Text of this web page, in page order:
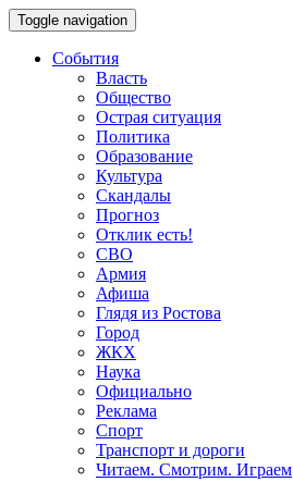
Toggle navigation
События
Власть
Общество
Острая ситуация
Политика
Образование
Культура
Скандалы
Прогноз
Отклик есть!
СВО
Армия
Афиша
Глядя из Ростова
Город
ЖКХ
Наука
Официально
Реклама
Спорт
Транспорт и дороги
Читаем. Смотрим. Играем